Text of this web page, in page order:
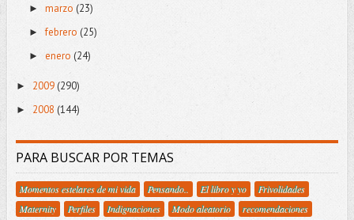
► marzo (23)
►febrero (25)
► enero (24)
► 2009 (290)
► 2008 (144)
PARA BUSCAR POR TEMAS
Momentos estelares de mi vida Pensando.. El libro y yo
Frivolidades
Maternity
Perfiles Indignaciones Modo aleatorio
recomendaciones